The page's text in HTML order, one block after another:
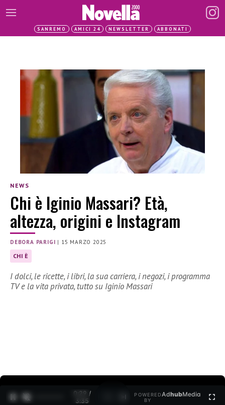
SANREMO AMICI 24 NEWSLETTER ABBONATI
NEWS
Chi è Iginio Massari? Età,
altezza, origini e Instagram
DEBORA PARIGI | 15 MARZO 2025
CHI È
I dolci, le ricette, i libri, la sua carriera, i negozi, i programma
TV e la vita privata, tutto su Iginio Massari
0:30 /
3:35
POWERED
BY
AdhubMedia